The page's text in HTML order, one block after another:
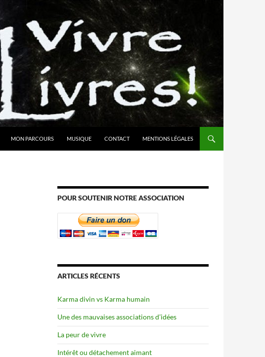
MON PARCOURS MUSIQUE CONTACT MENTIONS LÉGALES
POUR SOUTENIR NOTRE ASSOCIATION
ARTICLES RÉCENTS
Karma divin vs Karma humain
Une des mauvaises associations d’idées
La peur de vivre
Intérêt ou détachement aimant